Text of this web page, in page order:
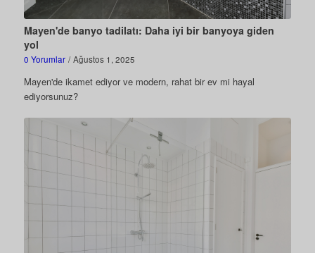
Mayen'de banyo tadilatı: Daha iyi bir banyoya giden
yol
0 Yorumlar / Ağustos 1, 2025
Mayen'de ikamet ediyor ve modern, rahat bir ev mi hayal
ediyorsunuz?